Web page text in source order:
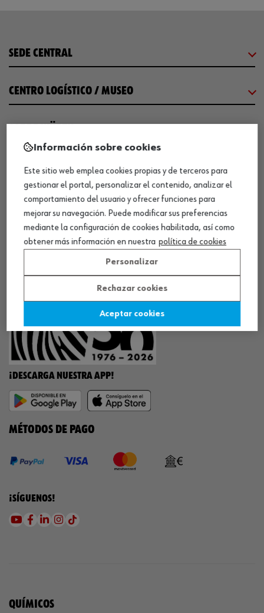
SEDE CENTRAL
CENTRO LOGÍSTICO / MUSEO
COMUNICACIÓN
WORKINWÜRTH
NUESTROS CERTIFICADOS
¡WÜRTH EMPRESA SOLIDARIA!
¡DESCARGA NUESTRA APP!
MÉTODOS DE PAGO
¡SÍGUENOS!
QUÍMICOS
Información sobre cookies
Este sitio web emplea cookies propias y de terceros para
gestionar el portal, personalizar el contenido, analizar el
comportamiento del usuario y ofrecer funciones para
mejorar su navegación. Puede modificar sus preferencias
mediante la configuración de cookies habilitada, así como
obtener más información en nuestra política de cookies
Personalizar
Rechazar cookies
Aceptar cookies